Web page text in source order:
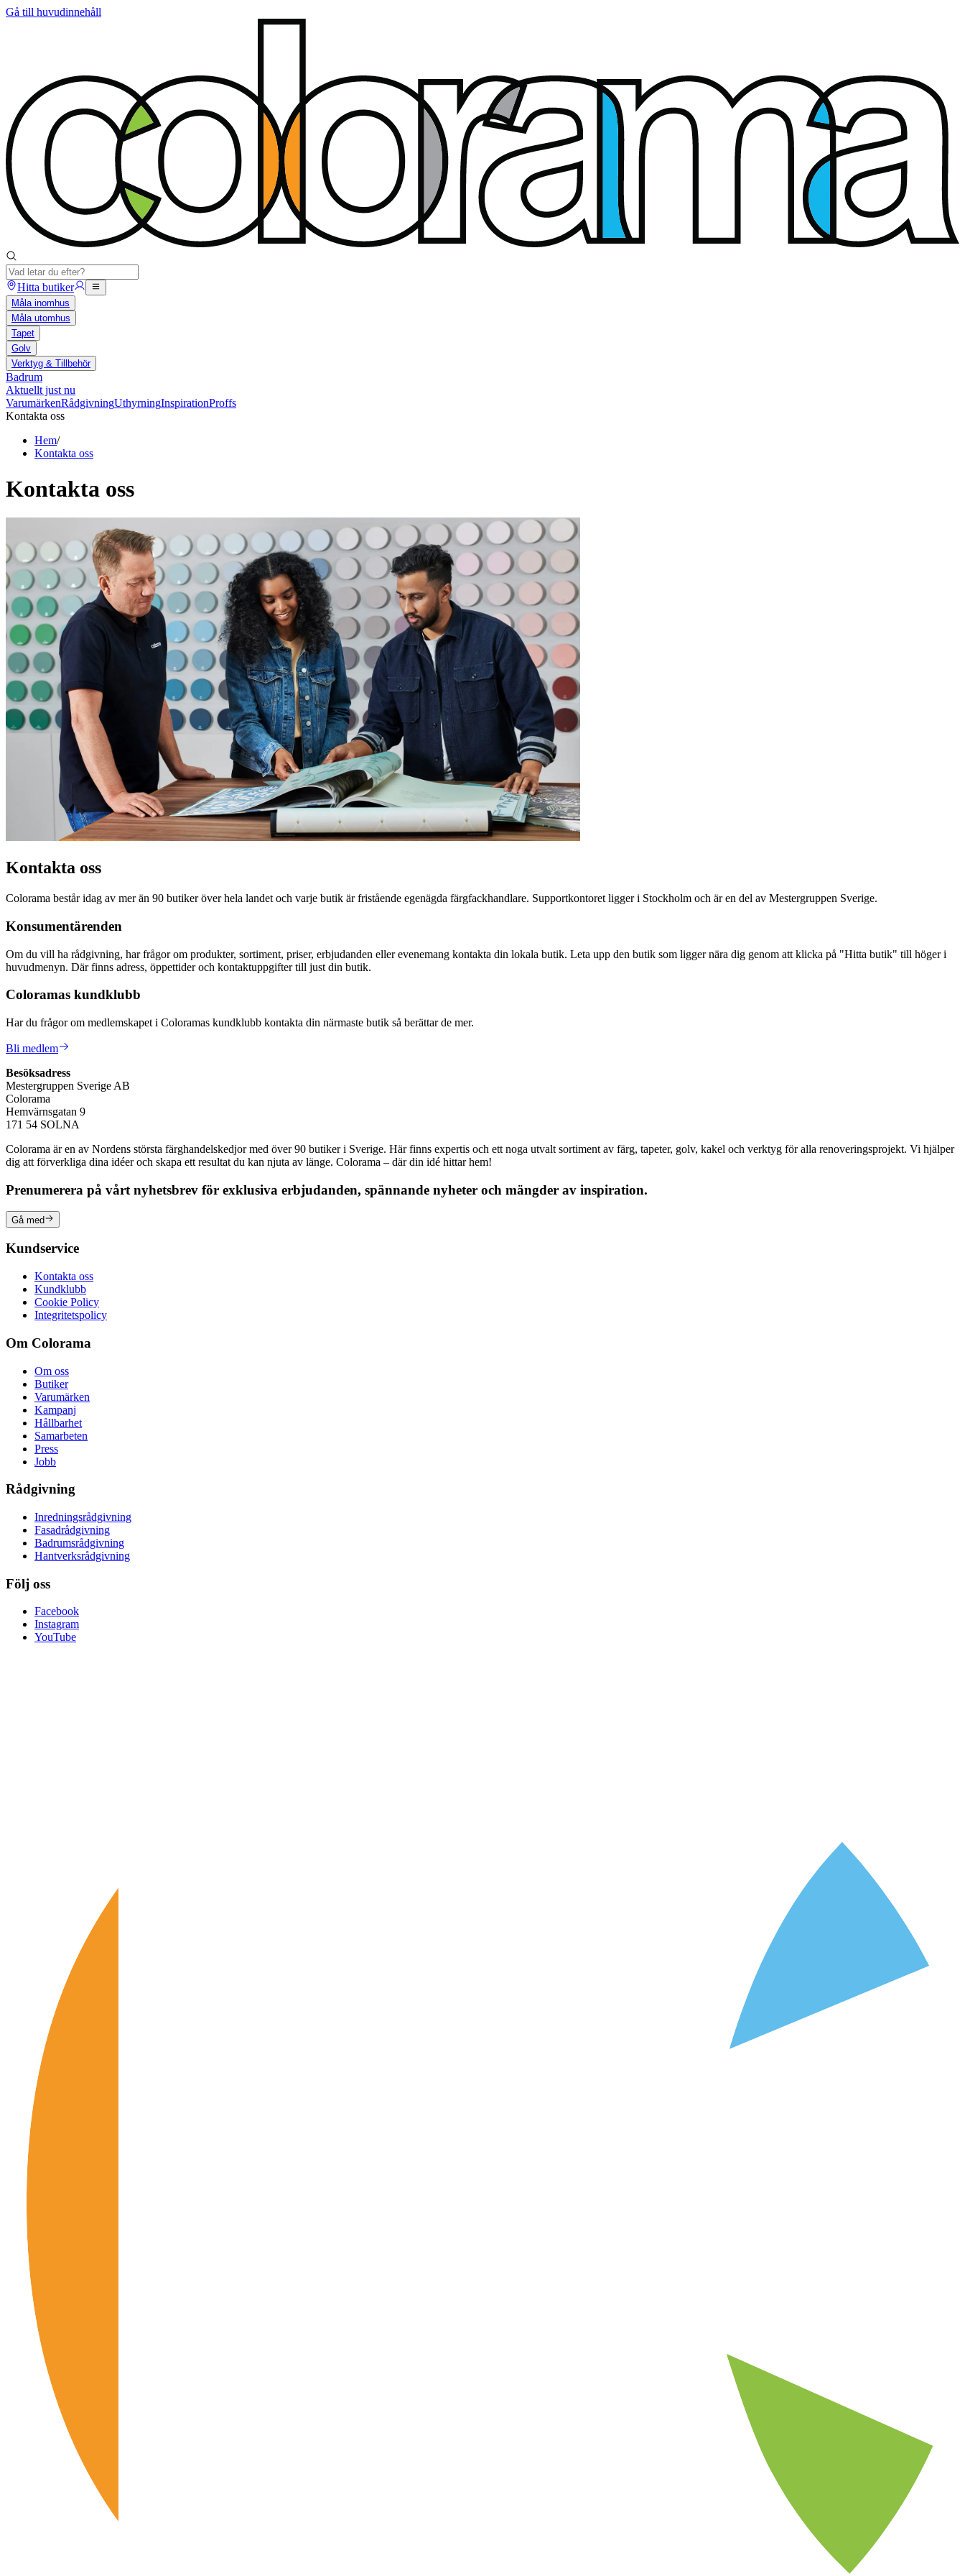
Gå till huvudinnehåll
Hitta butiker
Måla inomhus
Måla utomhus
Tapet
Golv
Verktyg & Tillbehör
Badrum
Aktuellt just nu
VarumärkenRådgivningUthyrningInspirationProffs
Kontakta oss
Hem/
Kontakta oss
Kontakta oss
Kontakta oss
Colorama består idag av mer än 90 butiker över hela landet och varje butik är fristående egenägda färgfackhandlare. Supportkontoret ligger i Stockholm och är en del av Mestergruppen Sverige.
Konsumentärenden
Om du vill ha rådgivning, har frågor om produkter, sortiment, priser, erbjudanden eller evenemang kontakta din lokala butik. Leta upp den butik som ligger nära dig genom att klicka på "Hitta butik" till höger i
huvudmenyn. Där finns adress, öppettider och kontaktuppgifter till just din butik.
Coloramas kundklubb
Har du frågor om medlemskapet i Coloramas kundklubb kontakta din närmaste butik så berättar de mer.
Bli medlem
Besöksadress
Mestergruppen Sverige AB
Colorama
Hemvärnsgatan 9
171 54 SOLNA
Colorama är en av Nordens största färghandelskedjor med över 90 butiker i Sverige. Här finns expertis och ett noga utvalt sortiment av färg, tapeter, golv, kakel och verktyg för alla renoveringsprojekt. Vi hjälper
dig att förverkliga dina idéer och skapa ett resultat du kan njuta av länge. Colorama – där din idé hittar hem!
Prenumerera på vårt nyhetsbrev för exklusiva erbjudanden, spännande nyheter och mängder av inspiration.
Gå med
Kundservice
Kontakta oss
Kundklubb
Cookie Policy
Integritetspolicy
Om Colorama
Om oss
Butiker
Varumärken
Kampanj
Hållbarhet
Samarbeten
Press
Jobb
Rådgivning
Inredningsrådgivning
Fasadrådgivning
Badrumsrådgivning
Hantverksrådgivning
Följ oss
Facebook
Instagram
YouTube